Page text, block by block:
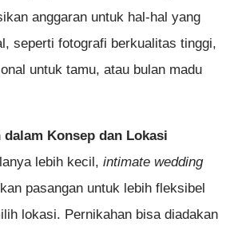
anggaran untuk hal-hal yang
seperti fotografi berkualitas tinggi,
untuk tamu, atau bulan madu
dalam Konsep dan Lokasi
lebih kecil, intimate wedding
pasangan untuk lebih fleksibel
lokasi. Pernikahan bisa diadakan